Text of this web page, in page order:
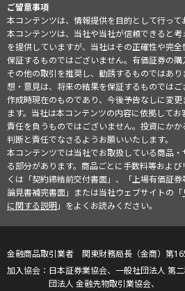
ご留意事項
本コンテンツは、情報提供を目的として行って
本コンテンツは、当社や当社が信頼できると
を提供していますが、当社はその正確性や完
保証するものではございません。有価証券の購
その他の取引を推奨し、勧誘するものではあ
想・意見は、将来の結果を保証するものでは
作成時現在のものであり、今後予告なしに変
ます。当社は本コンテンツの内容に依拠して
責任を負うものではございません。投資にか
判断と責任でなさるようお願いいたします。
本コンテンツでは当社でお取扱している商品
る部分があります。商品ごとに手数料等およ
くは「契約締結前交付書面」、「上場有価証
論見書補完書面」または当社ウェブサイトの「
に関する説明」をよくお読みください。
金融商品取引業者 関東財務局長（金商）第
日本証券業協会、一般社団法人 第
団法人 金融先物取引業協会、